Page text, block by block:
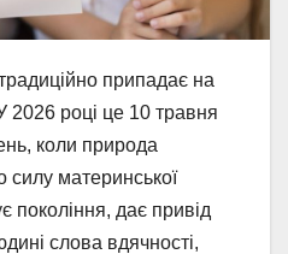
припадає на
2026 році це 10 травня
коли природа
силу материнської
покоління, дає привід
слова вдячності,